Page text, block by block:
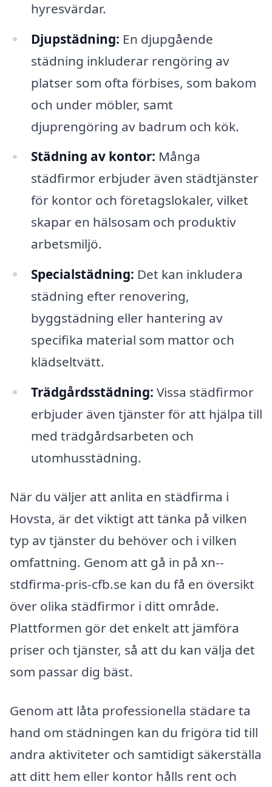
hyresvärdar.
Djupstädning: En djupgående
städning inkluderar rengöring av
platser som ofta förbises, som bakom
och under möbler, samt
djuprengöring av badrum och kök.
Städning av kontor: Många
städfirmor erbjuder även städtjänster
för kontor och företagslokaler, vilket
skapar en hälsosam och produktiv
arbetsmiljö.
Specialstädning: Det kan inkludera
städning efter renovering,
byggstädning eller hantering av
specifika material som mattor och
klädseltvätt.
Trädgårdsstädning: Vissa städfirmor
erbjuder även tjänster för att hjälpa till
med trädgårdsarbeten och
utomhusstädning.
När du väljer att anlita en städfirma i
Hovsta, är det viktigt att tänka på vilken
typ av tjänster du behöver och i vilken
omfattning. Genom att gå in på xn--
stdfirma-pris-cfb.se kan du få en översikt
över olika städfirmor i ditt område.
Plattformen gör det enkelt att jämföra
priser och tjänster, så att du kan välja det
som passar dig bäst.
Genom att låta professionella städare ta
hand om städningen kan du frigöra tid till
andra aktiviteter och samtidigt säkerställa
att ditt hem eller kontor hålls rent och